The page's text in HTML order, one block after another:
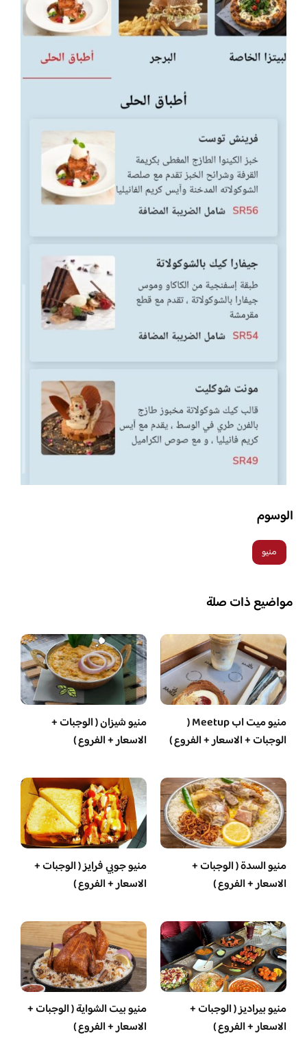
الوسوم
منيو
مواضيع ذات صلة
منيو ميت اب Meetup (
الوجبات + الاسعار + الفروع )
منيو شيزان ( الوجبات +
الاسعار + الفروع )
منيو السدة ( الوجبات +
الاسعار + الفروع )
منيو جوبي فرايز ( الوجبات +
الاسعار + الفروع )
منيو بيراديز ( الوجبات +
الاسعار + الفروع )
منيو بيت الشواية ( الوجبات +
الاسعار + الفروع )